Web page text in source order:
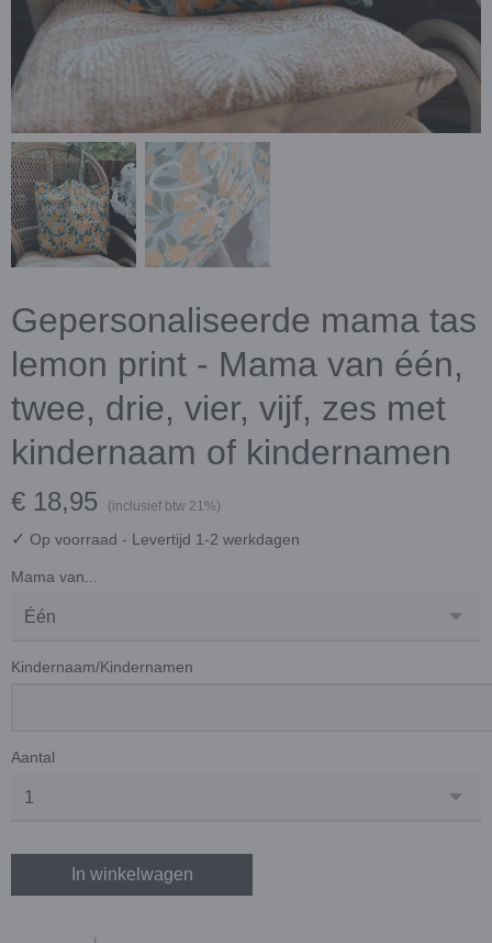
Gepersonaliseerde mama tas
lemon print - Mama van één,
twee, drie, vier, vijf, zes met
kindernaam of kindernamen
€ 18,95 (inclusief btw 21%)
✓ Op voorraad - Levertijd 1-2 werkdagen
Mama van...
Kindernaam/Kindernamen
Aantal
In winkelwagen